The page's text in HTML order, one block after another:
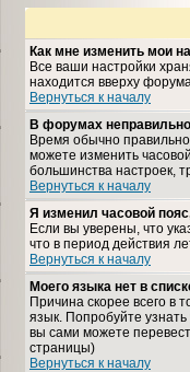
Как мне изменить мои
Все ваши настройки
находится вверху
Вернуться к началу
В форумах
Время обычно
можете изменить
большинства настроек,
Вернуться к началу
Я изменил часовой
Если вы уверены, что
что в период действия
Вернуться к началу
Моего языка нет в
Причина скорее всего в
язык. Попробуйте
вы сами можете
страницы)
Вернуться к началу